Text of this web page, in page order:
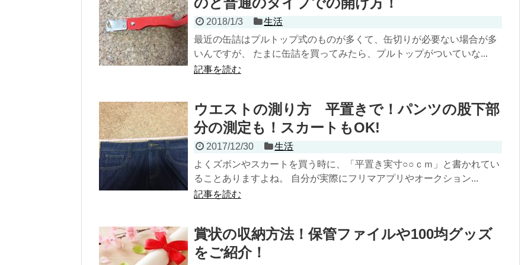
2018/1/3
生活
最近の缶詰はプルトップ式のものが多くて、缶切りが必要ない場合が多
いんですが、 たまに缶詰を買ってみたら、プルトップがついていな...
記事を読む
ウエストの測り方 平置きで！パンツの股下部
分の測定も！スカートもOK!
2017/12/30
生活
よくズボンやスカートを買う時に、「平置き実寸○○ｃｍ」と書かれてい
ることありますよね。 自分が実際にフリマアプリやオークション...
記事を読む
賞状の収納方法！保管ファイルや100均グッズ
をご紹介！